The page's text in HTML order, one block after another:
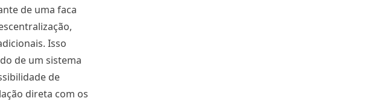
de uma faca
Isso
de um sistema
de
direta com os